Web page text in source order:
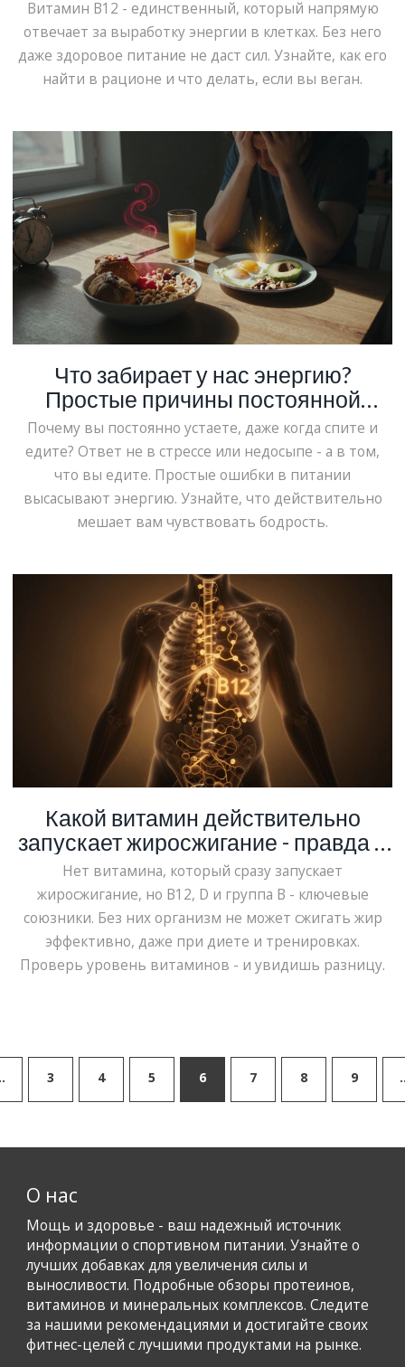
Витамин B12 - единственный, который напрямую
отвечает за выработку энергии в клетках. Без него
даже здоровое питание не даст сил. Узнайте, как его
найти в рационе и что делать, если вы веган.
Что забирает у нас энергию?
Простые причины постоянной
усталости
Почему вы постоянно устаете, даже когда спите и
едите? Ответ не в стрессе или недосыпе - а в том,
что вы едите. Простые ошибки в питании
высасывают энергию. Узнайте, что действительно
мешает вам чувствовать бодрость.
Какой витамин действительно
запускает жиросжигание - правда и
мифы
Нет витамина, который сразу запускает
жиросжигание, но B12, D и группа B - ключевые
союзники. Без них организм не может сжигать жир
эффективно, даже при диете и тренировках.
Проверь уровень витаминов - и увидишь разницу.
3 4 5 6 7 8 9
О нас
Мощь и здоровье - ваш надежный источник
информации о спортивном питании. Узнайте о
лучших добавках для увеличения силы и
выносливости. Подробные обзоры протеинов,
витаминов и минеральных комплексов. Следите
за нашими рекомендациями и достигайте своих
фитнес-целей с лучшими продуктами на рынке.